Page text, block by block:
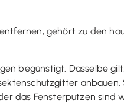
gehört zu den
begünstigt. Dasselbe
das Fensterputzen sind